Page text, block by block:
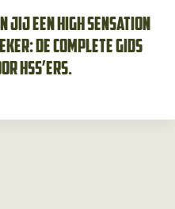
jij een high sensation
de complete gids
HSS’ers.